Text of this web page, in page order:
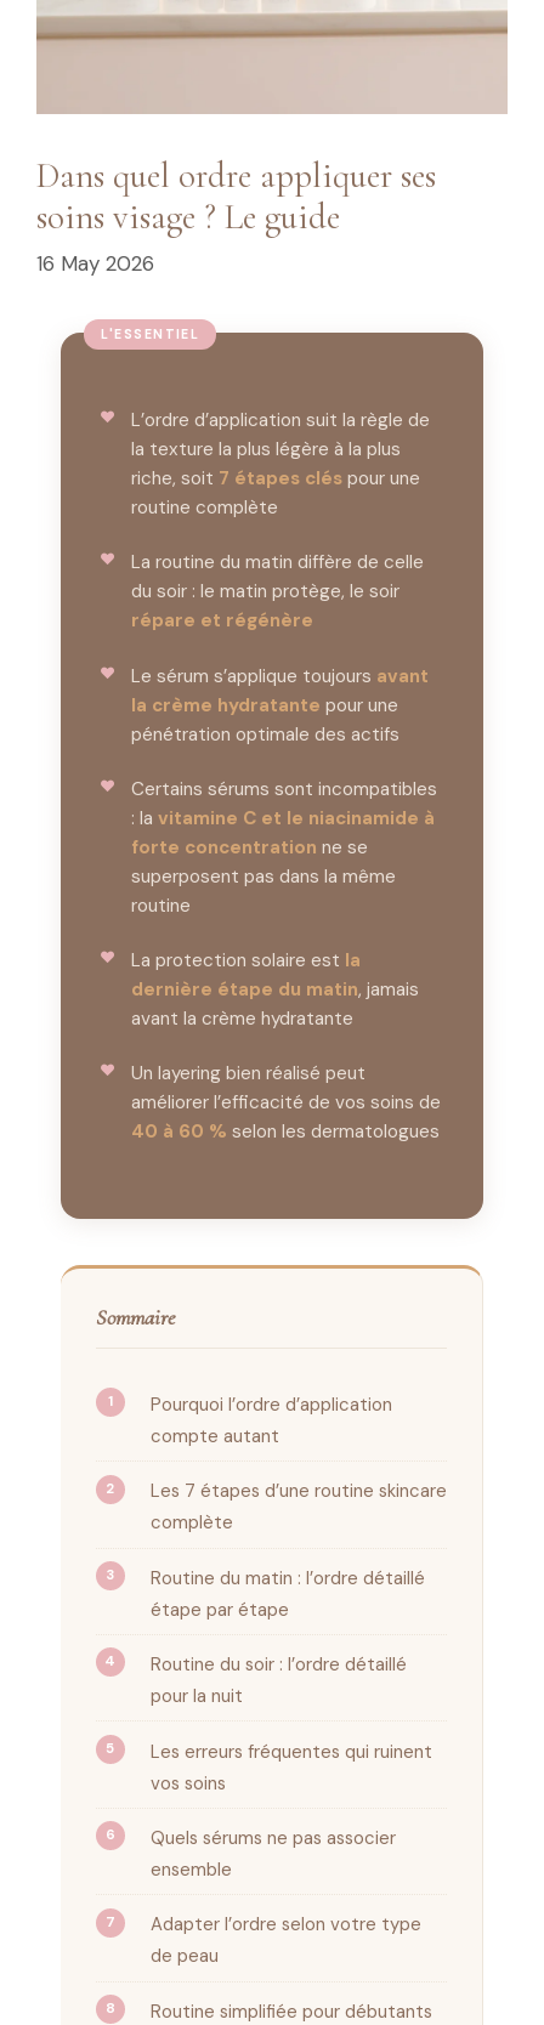
Dans quel ordre appliquer ses
soins visage ? Le guide
16 May 2026
L’ordre d’application suit la règle de
la texture la plus légère à la plus
riche, soit 7 étapes cléspour une
routine complète
La routine du matin diffère de celle
du soir : le matin protège, le soir
répare et régénère
Le sérum s’applique toujours avant
la crème hydratante pour une
pénétration optimale des actifs
Certains sérums sont incompatibles
: la vitamine C et le niacinamide à
forte concentration ne se
superposent pas dans la même
routine
La protection solaire est la
dernière étape du matin, jamais
avant la crème hydratante
Un layering bien réalisé peut
améliorer l’efficacité de vos soins de
40 à 60 % selon les dermatologues
Sommaire
Pourquoi l’ordre d’application
compte autant
Les 7 étapes d’une routine skincare
complète
Routine du matin : l’ordre détaillé
étape par étape
Routine du soir : l’ordre détaillé
pour la nuit
Les erreurs fréquentes qui ruinent
vos soins
Quels sérums ne pas associer
ensemble
Adapter l’ordre selon votre type
de peau
Routine simplifiée pour débutants